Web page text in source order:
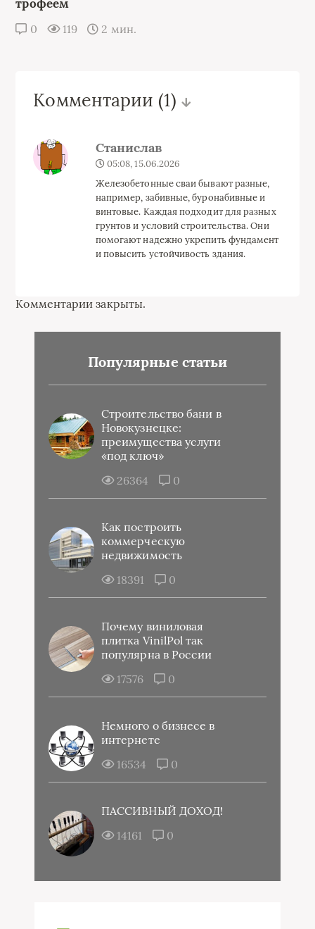
трофеем
0 119 2 мин.
Комментарии (1)
Станислав
05:08, 15.06.2026
Железобетонные сваи бывают разные,
например, забивные, буронабивные и
винтовые. Каждая подходит для разных
грунтов и условий строительства. Они
помогают надежно укрепить фундамент
и повысить устойчивость здания.
Комментарии закрыты.
Популярные статьи
Строительство бани в
Новокузнецке:
преимущества услуги
«под ключ»
26364
0
Как построить
коммерческую
недвижимость
18391
0
Почему виниловая
плитка VinilPol так
популярна в России
17576
0
Немного о бизнесе в
интернете
16534
0
ПАССИВНЫЙ ДОХОД!
14161
0